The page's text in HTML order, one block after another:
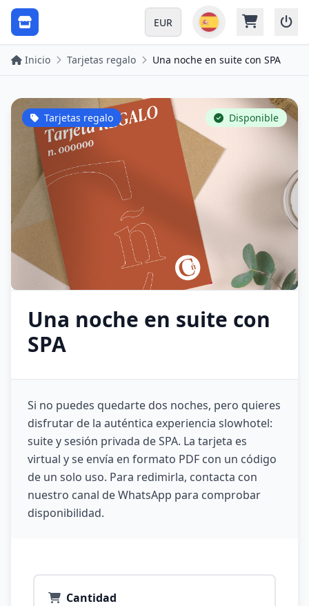
EUR
Inicio Tarjetas regalo Una noche en suite con SPA
Tarjetas regalo Disponible
Una noche en suite con
SPA
Si no puedes quedarte dos noches, pero quieres
disfrutar de la auténtica experiencia slowhotel:
suite y sesión privada de SPA. La tarjeta es
virtual y se envía en formato PDF con un código
de un solo uso. Para redimirla, contacta con
nuestro canal de WhatsApp para comprobar
disponibilidad.
Cantidad